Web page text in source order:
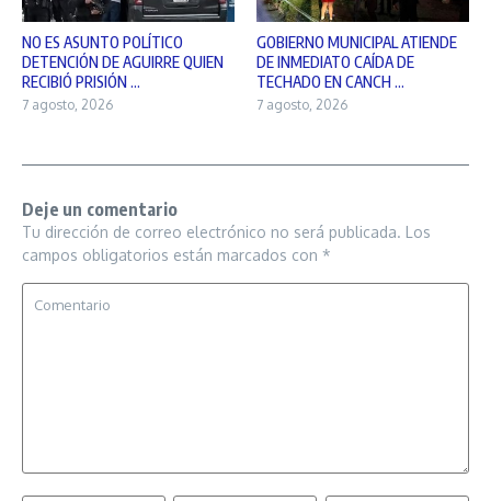
NO ES ASUNTO POLÍTICO
DETENCIÓN DE AGUIRRE QUIEN
RECIBIÓ PRISIÓN ...
7 agosto, 2026
GOBIERNO MUNICIPAL ATIENDE
DE INMEDIATO CAÍDA DE
TECHADO EN CANCH ...
7 agosto, 2026
Deje un comentario
Tu dirección de correo electrónico no será publicada. Los
campos obligatorios están marcados con *